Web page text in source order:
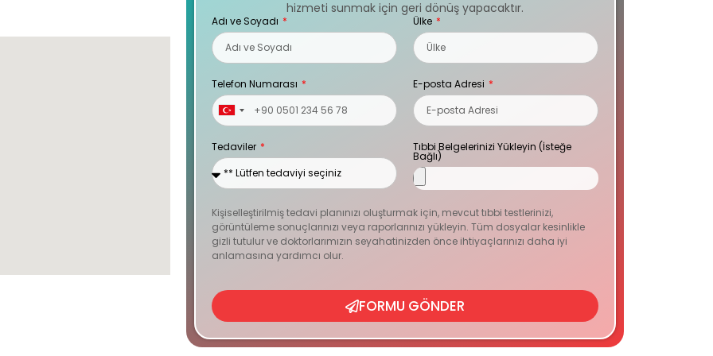
hizmeti sunmak için geri dönüş yapacaktır.
Adı ve Soyadı Ülke
Telefon Numarası
Turkey
E-posta Adresi
Tedaviler Tıbbi Belgelerinizi Yükleyin (İsteğe
Bağlı)
Kişiselleştirilmiş tedavi planınızı oluşturmak için, mevcut tıbbi testlerinizi,
görüntüleme sonuçlarınızı veya raporlarınızı yükleyin. Tüm dosyalar kesinlikle
gizli tutulur ve doktorlarımızın seyahatinizden önce ihtiyaçlarınızı daha iyi
anlamasına yardımcı olur.
FORMU GÖNDER